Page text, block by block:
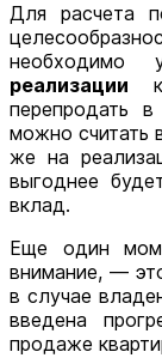
Для расчета
необходимо
реализации
перепродать
можно считать
же на
выгоднее
вклад.
Еще один
внимание, —
в случае
введена
продаже